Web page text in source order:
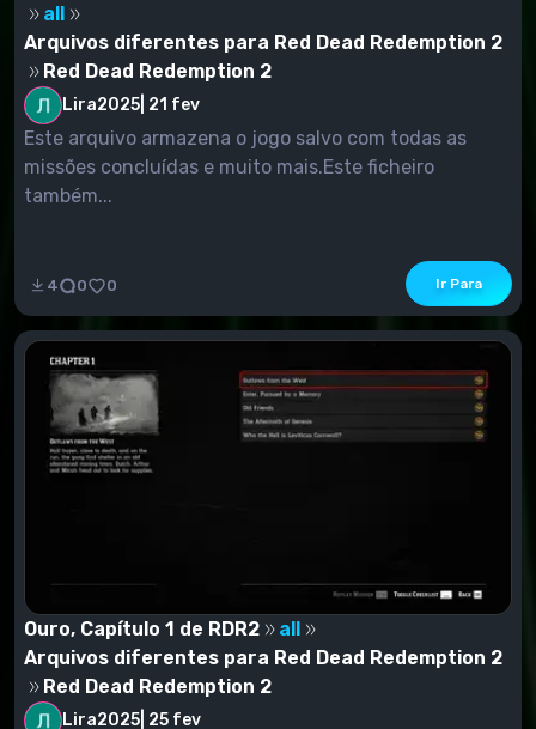
all
Arquivos diferentes para Red Dead Redemption 2
Red Dead Redemption 2
Lira2025 21 fev
Este arquivo armazena o jogo salvo com todas as
missões concluídas e muito mais.Este ficheiro
também...
4 0 0 Ir Para
Ouro, Capítulo 1 de RDR2
all
Arquivos diferentes para Red Dead Redemption 2
Red Dead Redemption 2
Lira2025 25 fev